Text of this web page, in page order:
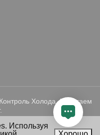
Холода. Работаем
Используя